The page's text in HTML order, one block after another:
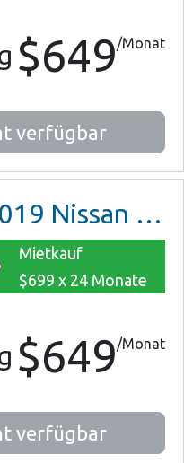
$649/Monat
verfügbar
Nissan Versa Note
Mietkauf
$699 x 24 Monate
$649/Monat
verfügbar